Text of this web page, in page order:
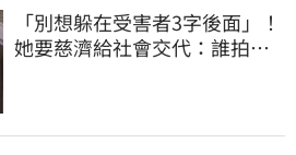
「別想躲在受害者3字後面」！
她要慈濟給社會交代：誰拍板